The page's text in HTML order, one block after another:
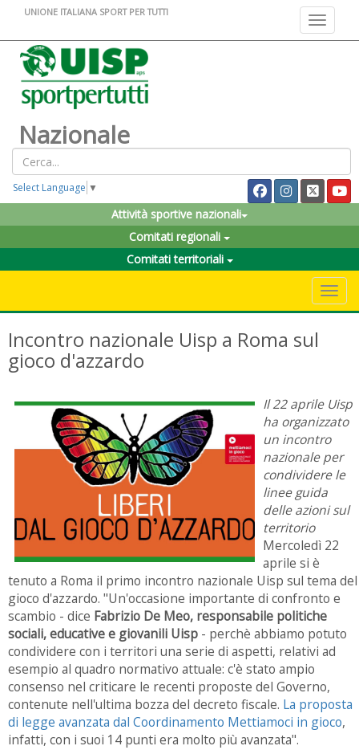
Toggle
UNIONE ITALIANA SPORT PER TUTTI
Nazionale
Select Language ▼
Attività sportive nazionali
Comitati regionali
Comitati territoriali
Incontro nazionale Uisp a Roma sul
gioco d'azzardo
Il 22 aprile Uisp
ha organizzato
un incontro
nazionale per
condividere le
linee guida
delle azioni sul
territorio
Mercoledì 22
aprile si è
tenuto a Roma il primo incontro nazionale Uisp sul tema del
gioco d'azzardo. "Un'occasione importante di confronto e
scambio - dice Fabrizio De Meo, responsabile politiche
sociali, educative e giovanili Uisp - perchè abbiamo potuto
condividere con i territori una serie di aspetti, relativi ad
esempio al quadro normativo attuale: c'è stato ampio
consenso nel criticare le recenti proposte del Governo,
contenute nell'ultima bozza del decreto fiscale. La proposta
di legge avanzata dal Coordinamento Mettiamoci in gioco,
infatti, con i suoi 14 punti era molto più avanzata".